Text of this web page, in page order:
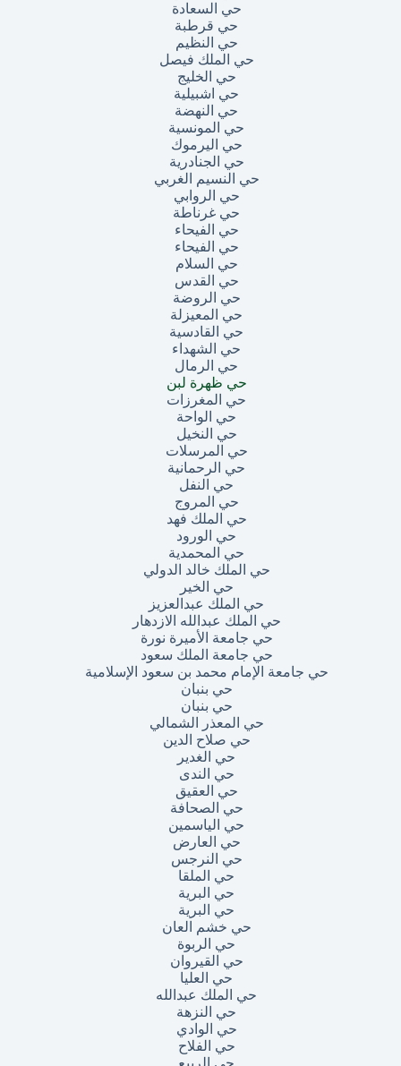
حي السعادة
حي قرطبة
حي النظيم
حي الملك فيصل
حي الخليج
حي اشبيلية
حي النهضة
حي المونسية
حي اليرموك
حي الجنادرية
حي النسيم الغربي
حي الروابي
حي غرناطة
حي الفيحاء
حي الفيحاء
حي السلام
حي القدس
حي الروضة
حي المعيزلة
حي القادسية
حي الشهداء
حي الرمال
حي ظهرة لبن
حي المغرزات
حي الواحة
حي النخيل
حي المرسلات
حي الرحمانية
حي النفل
حي المروج
حي الملك فهد
حي الورود
حي المحمدية
حي الملك خالد الدولي
حي الخير
حي الملك عبدالعزيز
حي الملك عبدالله الازدهار
حي جامعة الأميرة نورة
حي جامعة الملك سعود
حي جامعة الإمام محمد بن سعود الإسلامية
حي بنبان
حي بنبان
حي المعذر الشمالي
حي صلاح الدين
حي الغدير
حي الندى
حي العقيق
حي الصحافة
حي الياسمين
حي العارض
حي النرجس
حي الملقا
حي البرية
حي البرية
حي خشم العان
حي الربوة
حي القيروان
حي العليا
حي الملك عبدالله
حي النزهة
حي الوادي
حي الفلاح
حي الربيع